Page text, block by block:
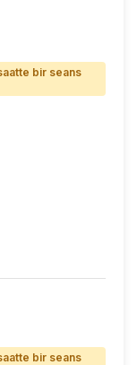
bir seans
bir seans